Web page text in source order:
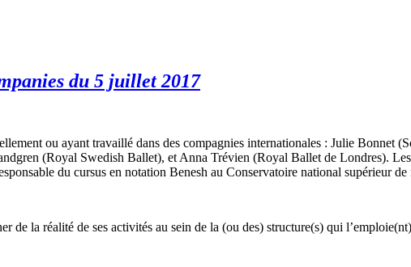
du 5 juillet 2017
ou ayant travaillé dans des compagnies internationales : Julie Bonnet
(Royal Swedish Ballet), et Anna Trévien (Royal Ballet de Londres).
du cursus en notation Benesh au Conservatoire national supérieur de
de la réalité de ses activités au sein de la (ou des) structure(s) qui